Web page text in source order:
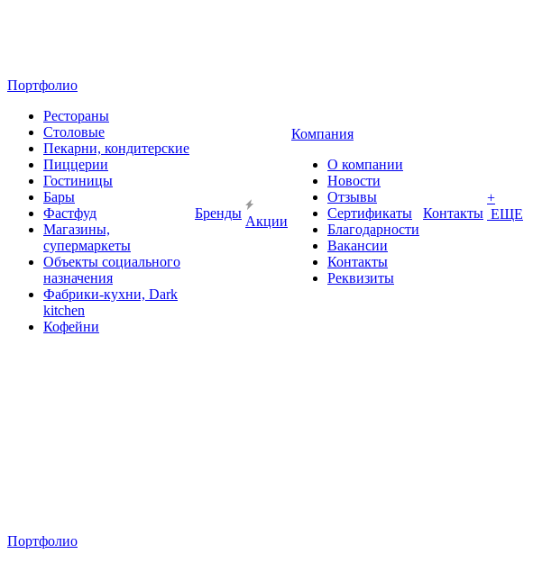
Портфолио
Рестораны
Столовые
Пекарни, кондитерские
Пиццерии
Гостиницы
Бары
Фастфуд
Магазины,
супермаркеты
Объекты социального
назначения
Фабрики-кухни, Dark
kitchen
Кофейни
Бренды
Акции
Компания
О компании
Новости
Отзывы
Сертификаты
Благодарности
Вакансии
Контакты
Реквизиты
Контакты
+
ЕЩЕ
Портфолио